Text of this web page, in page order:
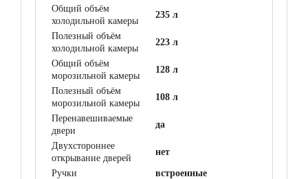
Общий объём
холодильной камеры
235 л
Полезный объём
холодильной камеры
223 л
Общий объём
морозильной камеры
128 л
Полезный объём
морозильной камеры
108 л
Перенавешиваемые
двери
да
Двухстороннее
открывание дверей
нет
Ручки
встроенные